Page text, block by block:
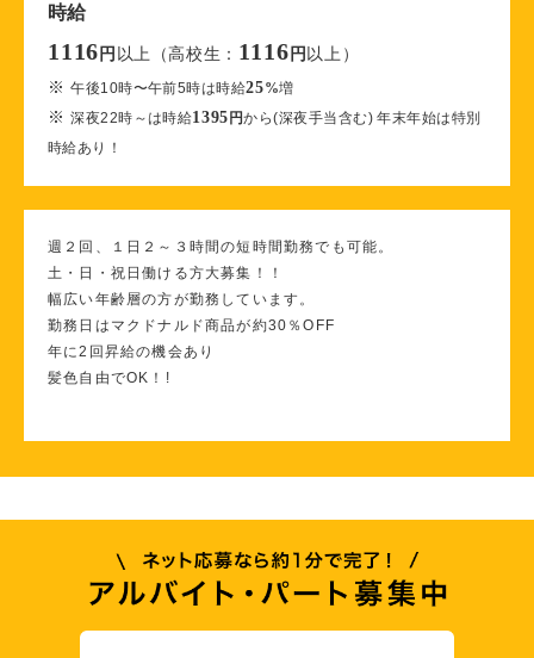
時給
1116 円 以上（高校生： 1116 円 以上）
※午後10時〜午前5時は時給25%増
※深夜22時～は時給1395円から(深夜手当含む) 年末年始は特別
時給あり！
週２回、１日２～３時間の短時間勤務でも可能。
土・日・祝日働ける方大募集！！
幅広い年齢層の方が勤務しています。
勤務日はマクドナルド商品が約30％OFF
年に2回昇給の機会あり
髪色自由でOK！!